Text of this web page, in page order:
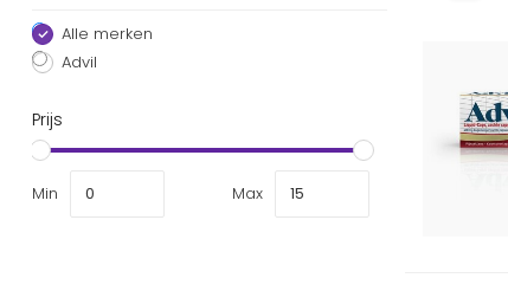
Alle merken
Advil
Prijs
Min Max